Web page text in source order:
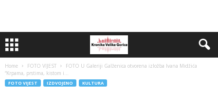
Home FOTO VIJEST
FOTO U Galeriji Galženica otvorena izložba Ivana Midžića
“Krpama, prstima, kistom i...
FOTO VIJEST IZDVOJENO KULTURA